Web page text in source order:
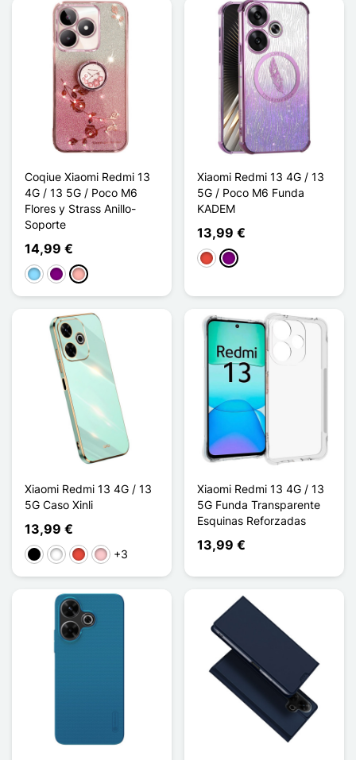
Coqiue Xiaomi Redmi 13
4G / 13 5G / Poco M6
Flores y Strass Anillo-
Soporte
14,99 €
Azul claro
PúrpuraOro rosa
Xiaomi Redmi 13 4G / 13
5G / Poco M6 Funda
KADEM
13,99 €
RojoPúrpura
Xiaomi Redmi 13 4G / 13
5G Caso Xinli
13,99 €
NegroBlancoRojoRosa+3
Xiaomi Redmi 13 4G / 13
5G Funda Transparente
Esquinas Reforzadas
13,99 €